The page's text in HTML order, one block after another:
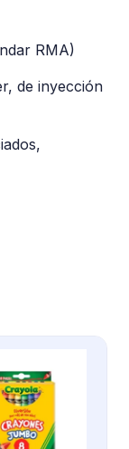
RMA)
de inyección